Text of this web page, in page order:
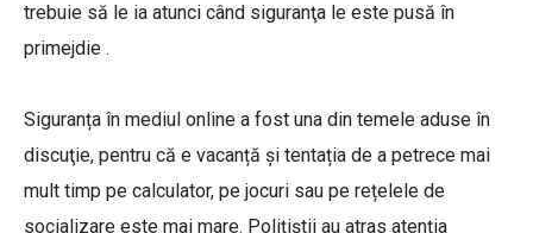
trebuie să le ia atunci când siguranţa le este pusă în
primejdie .
Siguranța în mediul online a fost una din temele aduse în
discuţie, pentru că e vacanță și tentația de a petrece mai
mult timp pe calculator, pe jocuri sau pe rețelele de
socializare este mai mare. Polițiștii au atras atenția